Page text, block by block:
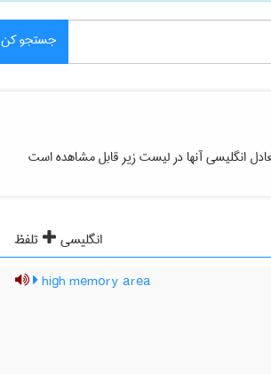
جستجو کن
انگلیسی آنها در لیست زیر قابل مشاهده است
انگلیسی
تلفظ
high memory area